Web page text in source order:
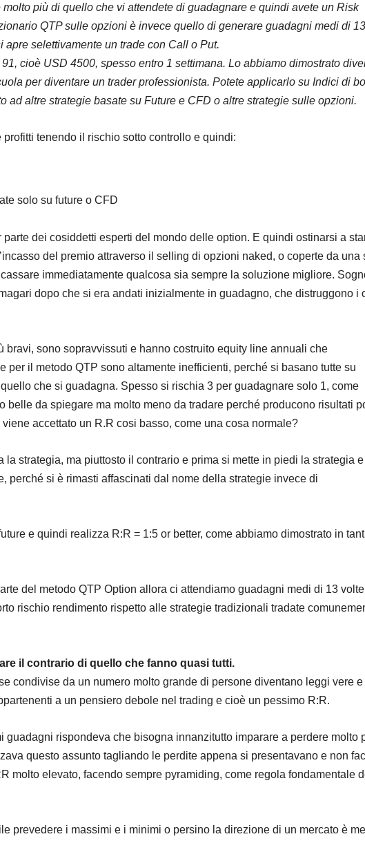
più di quello che vi attendete di guadagnare e quindi avete un Risk
QTP sulle opzioni è invece quello di generare guadagni medi di 13
selettivamente un trade con Call o Put.
cioè USD 4500, spesso entro 1 settimana. Lo abbiamo dimostrato
per diventare un trader professionista. Potete applicarlo su Indici di
altre strategie basate su Future e CFD o altre strategie sulle opzioni.
tenendo il rischio sotto controllo e quindi:
solo su future o CFD
dei cosiddetti esperti del mondo delle option. E quindi ostinarsi a
del premio attraverso il selling di opzioni naked, o coperte da una
immediatamente qualcosa sia sempre la soluzione migliore.
dopo che si era andati inizialmente in guadagno, che distruggono i
sono sopravvissuti e hanno costruito equity line annuali che
il metodo QTP sono altamente inefficienti, perché si basano tutte su
che si guadagna. Spesso si rischia 3 per guadagnare solo 1, come
da spiegare ma molto meno da tradare perché producono risultati
accettato un R.R cosi basso, come una cosa normale?
strategia, ma piuttosto il contrario e prima si mette in piedi la strategia
perché si è rimasti affascinati dal nome della strategie invece di
e quindi realizza R:R = 1:5 or better, come abbiamo dimostrato in
del metodo QTP Option allora ci attendiamo guadagni medi di 13
rischio rendimento rispetto alle strategie tradizionali tradate
il contrario di quello che fanno quasi tutti.
condivise da un numero molto grande di persone diventano leggi vere e
a un pensiero debole nel trading e cioè un pessimo R:R.
rispondeva che bisogna innanzitutto imparare a perdere molto
questo assunto tagliando le perdite appena si presentavano e non
molto elevato, facendo sempre pyramiding, come regola fondamentale
prevedere i massimi e i minimi o persino la direzione di un mercato è